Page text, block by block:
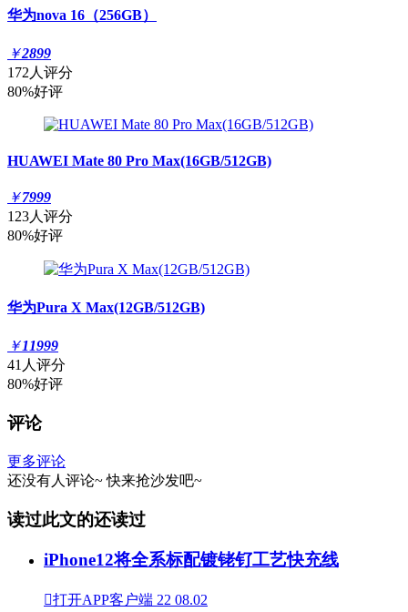
华为nova 16（256GB）
￥2899
172人评分
80%好评
HUAWEI Mate 80 Pro Max(16GB/512GB)
￥7999
123人评分
80%好评
华为Pura X Max(12GB/512GB)
￥11999
41人评分
80%好评
评论
更多评论
还没有人评论~ 快来抢沙发吧~
读过此文的还读过
iPhone12将全系标配镀铑钌工艺快充线
打开APP客户端 22 08.02